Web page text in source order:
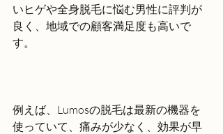
いヒゲや全身脱毛に悩む男性に評判が
良く、地域での顧客満足度も高いで
す。
例えば、Lumosの脱毛は最新の機器を
使っていて、痛みが少なく、効果が早